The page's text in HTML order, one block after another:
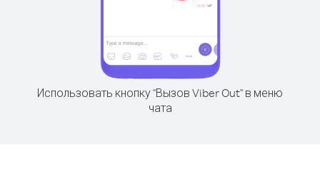
Использовать кнопку "Вызов Viber Out" в меню
чата